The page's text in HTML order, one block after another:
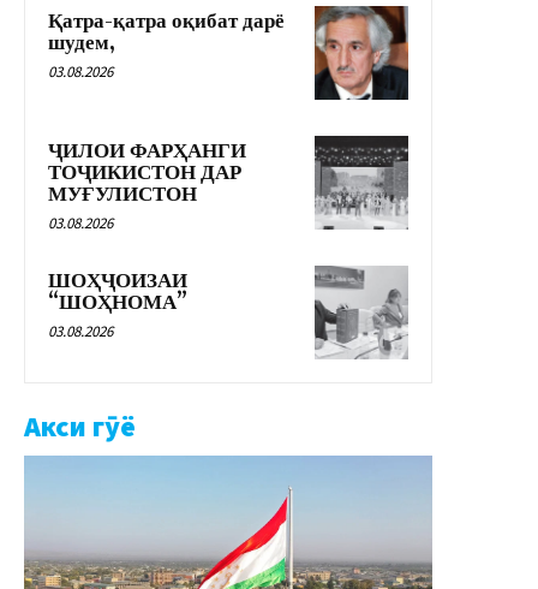
Қатра-қатра оқибат дарё
шудем,
03.08.2026
ҶИЛОИ ФАРҲАНГИ
ТОҶИКИСТОН ДАР
МУҒУЛИСТОН
03.08.2026
ШОҲҶОИЗАИ
“ШОҲНОМА”
03.08.2026
Акси гӯё